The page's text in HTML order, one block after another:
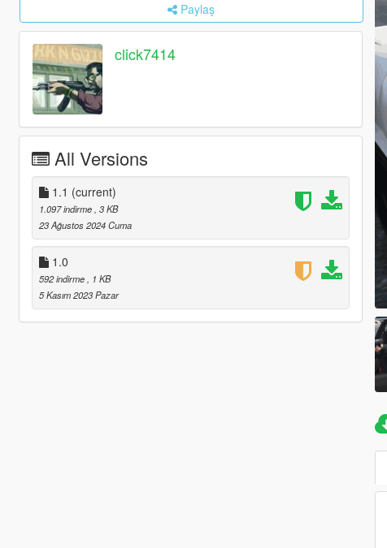
Paylaş
click7414
All Versions
1.1 (current)
1.097 indirme , 3 KB
23 Ağustos 2024 Cuma
1.0
592 indirme
, 1 KB
5 Kasım 2023 Pazar